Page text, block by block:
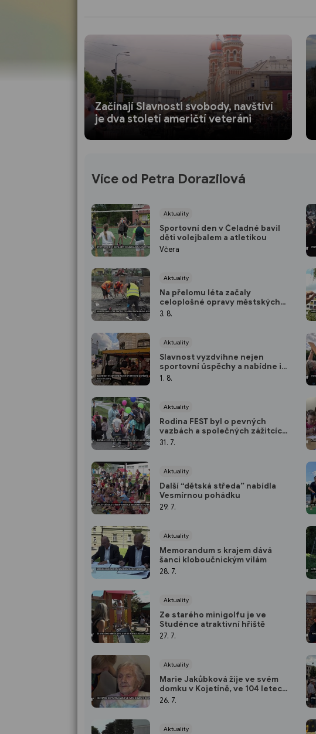
Začínají Slavnosti svobody, navštíví
je dva století američtí veteráni
Více od Petra Dorazilová
Aktuality
Sportovní den v Čeladné bavil
děti volejbalem a atletikou
Včera
Aktuality
Na přelomu léta začaly
celoplošné opravy městských
silnic a chodníků
3. 8.
Aktuality
Slavnost vyzdvihne nejen
sportovní úspěchy a nabídne i
adrenalinovou zábavu
1. 8.
Aktuality
Rodina FEST byl o pevných
vazbách a společných zážitcích
dětí a dospělých
31. 7.
Aktuality
Další “dětská středa” nabídla
Vesmírnou pohádku
29. 7.
Aktuality
Memorandum s krajem dává
šanci kloboučnickým vilám
28. 7.
Aktuality
Ze starého minigolfu je ve
Studénce atraktivní hřiště
27. 7.
Aktuality
Marie Jakůbková žije ve svém
domku v Kojetíně, ve 104 letech
je nejstarší obyvatelkou Nového
26. 7.
Aktuality